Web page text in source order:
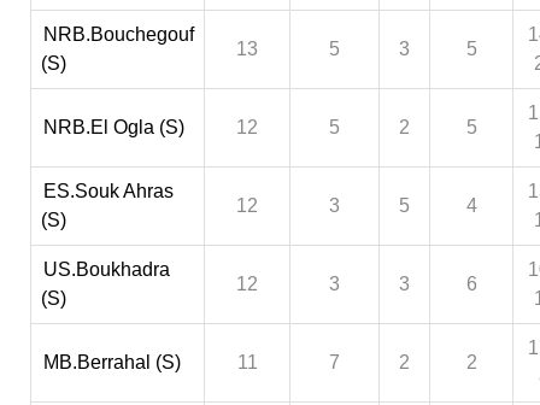
NRB.Bouchegouf
(S)
13 5 3 5
NRB.El Ogla (S) 12 5 2 5
ES.Souk Ahras
(S)
12 3 5 4
US.Boukhadra
(S)
12 3 3 6
MB.Berrahal (S) 11 7 2 2